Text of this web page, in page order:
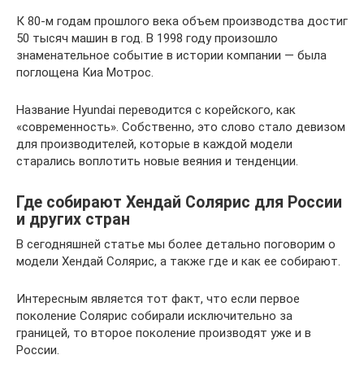
К 80-м годам прошлого века объем производства достиг
50 тысяч машин в год. В 1998 году произошло
знаменательное событие в истории компании — была
поглощена Киа Мотрос.
Название Hyundai переводится с корейского, как
«современность». Собственно, это слово стало девизом
для производителей, которые в каждой модели
старались воплотить новые веяния и тенденции.
Где собирают Хендай Солярис для России
и других стран
В сегодняшней статье мы более детально поговорим о
модели Хендай Солярис, а также где и как ее собирают.
Интересным является тот факт, что если первое
поколение Солярис собирали исключительно за
границей, то второе поколение производят уже и в
России.